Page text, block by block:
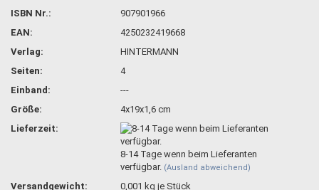
ISBN Nr.:
907901966
EAN:
4250232419668
Verlag:
HINTERMANN
Seiten:
4
Einband:
---
Größe:
4x19x1,6 cm
Lieferzeit:
8-14 Tage wenn beim Lieferanten
verfügbar. (Ausland abweichend)
Versandgewicht: 0,001 kg je Stück